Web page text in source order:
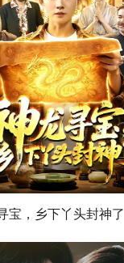
宝，乡下丫头封神了